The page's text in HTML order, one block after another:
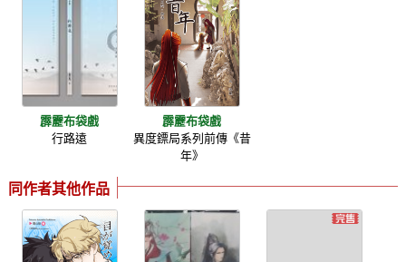
霹靂布袋戲
行路遠
霹靂布袋戲
異度鏢局系列前傳《昔
年》
同作者其他作品